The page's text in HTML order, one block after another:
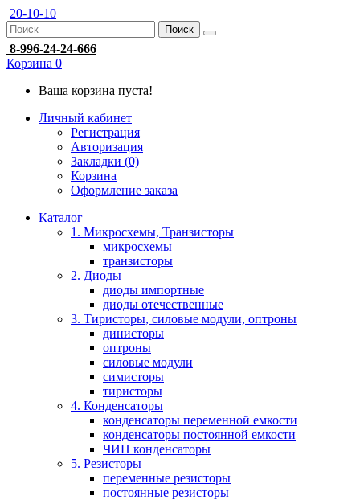
20-10-10
Поиск
8-996-24-24-666
Корзина 0
Ваша корзина пуста!
Личный кабинет
Регистрация
Авторизация
Закладки (0)
Корзина
Оформление заказа
Каталог
1. Микросхемы, Транзисторы
микросхемы
транзисторы
2. Диоды
диоды импортные
диоды отечественные
3. Тиристоры, силовые модули, оптроны
динисторы
оптроны
силовые модули
симисторы
тиристоры
4. Конденсаторы
конденсаторы переменной емкости
конденсаторы постоянной емкости
ЧИП конденсаторы
5. Резисторы
переменные резисторы
постоянные резисторы